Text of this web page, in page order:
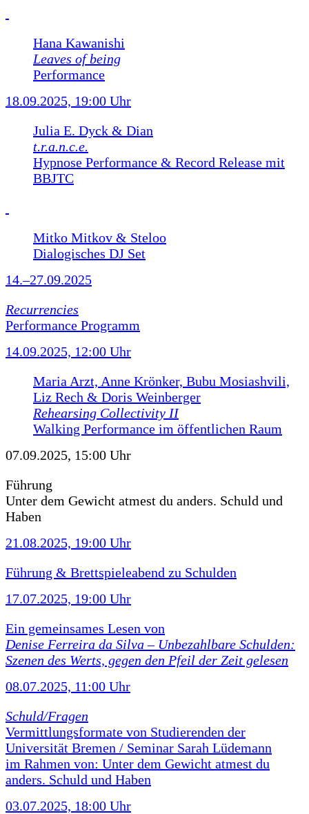
Hana Kawanishi
Leaves of being
Performance
18.09.2025, 19:00 Uhr
Julia E. Dyck & Dian
t.r.a.n.c.e.
Hypnose Performance & Record Release mit
BBJTC
Mitko Mitkov & Steloo
Dialogisches DJ Set
14.–27.09.2025
Recurrencies
Performance Programm
14.09.2025, 12:00 Uhr
Maria Arzt, Anne Krönker, Bubu Mosiashvili,
Liz Rech & Doris Weinberger
Rehearsing Collectivity II
Walking Performance im öffentlichen Raum
07.09.2025, 15:00 Uhr
Führung
Unter dem Gewicht atmest du anders. Schuld und
Haben
21.08.2025, 19:00 Uhr
Führung & Brettspieleabend zu Schulden
17.07.2025, 19:00 Uhr
Ein gemeinsames Lesen von
Denise Ferreira da Silva – Unbezahlbare Schulden:
Szenen des Werts, gegen den Pfeil der Zeit gelesen
08.07.2025, 11:00 Uhr
Schuld/Fragen
Vermittlungsformate von Studierenden der
Universität Bremen / Seminar Sarah Lüdemann
im Rahmen von: Unter dem Gewicht atmest du
anders. Schuld und Haben
03.07.2025, 18:00 Uhr